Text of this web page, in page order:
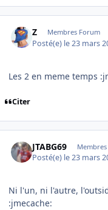
Z Membres Forum
Posté(e) le 23 mars
Les 2 en meme temps
Citer
JTABG69
Posté(e) le 23 mars
Ni l'un, ni l'autre,
:jmecache: